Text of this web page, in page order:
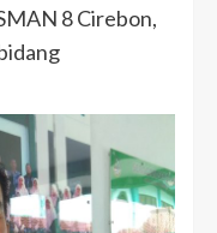
8 Cirebon,